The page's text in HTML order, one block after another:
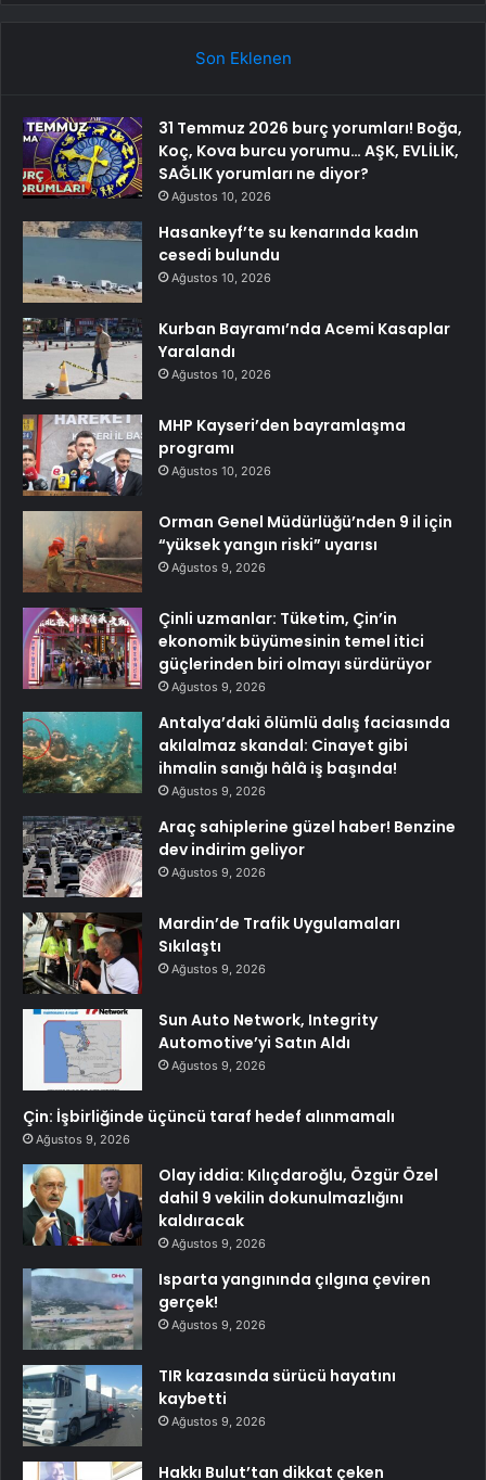
Son Eklenen
31 Temmuz 2026 burç yorumları! Boğa,
Koç, Kova burcu yorumu… AŞK, EVLİLİK,
SAĞLIK yorumları ne diyor?
Ağustos 10, 2026
Hasankeyf’te su kenarında kadın
cesedi bulundu
Ağustos 10, 2026
Kurban Bayramı’nda Acemi Kasaplar
Yaralandı
Ağustos 10, 2026
MHP Kayseri’den bayramlaşma
programı
Ağustos 10, 2026
Orman Genel Müdürlüğü’nden 9 il için
“yüksek yangın riski” uyarısı
Ağustos 9, 2026
Çinli uzmanlar: Tüketim, Çin’in
ekonomik büyümesinin temel itici
güçlerinden biri olmayı sürdürüyor
Ağustos 9, 2026
Antalya’daki ölümlü dalış faciasında
akılalmaz skandal: Cinayet gibi
ihmalin sanığı hâlâ iş başında!
Ağustos 9, 2026
Araç sahiplerine güzel haber! Benzine
dev indirim geliyor
Ağustos 9, 2026
Mardin’de Trafik Uygulamaları
Sıkılaştı
Ağustos 9, 2026
Sun Auto Network, Integrity
Automotive’yi Satın Aldı
Ağustos 9, 2026
Çin: İşbirliğinde üçüncü taraf hedef alınmamalı
Ağustos 9, 2026
Olay iddia: Kılıçdaroğlu, Özgür Özel
dahil 9 vekilin dokunulmazlığını
kaldıracak
Ağustos 9, 2026
Isparta yangınında çılgına çeviren
gerçek!
Ağustos 9, 2026
TIR kazasında sürücü hayatını
kaybetti
Ağustos 9, 2026
Hakkı Bulut’tan dikkat çeken